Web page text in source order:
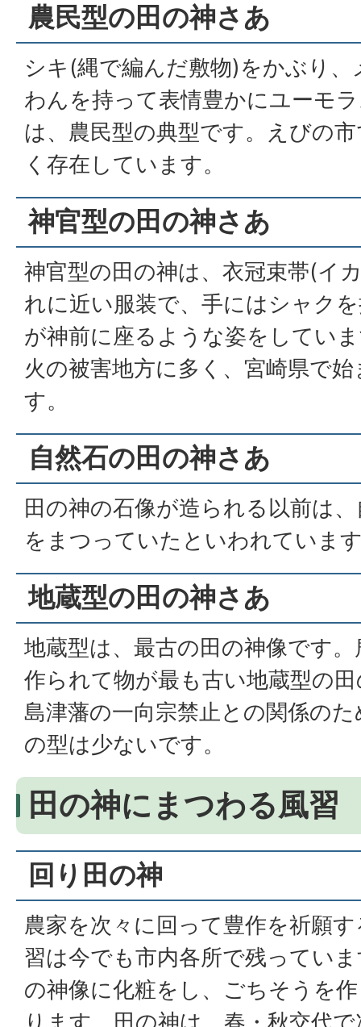
農民型の田の神さあ
シキ(縄で編んだ敷物)をかぶり
わんを持って表情豊かにユーモ
は、農民型の典型です。えびの
く存在しています。
神官型の田の神さあ
神官型の田の神は、衣冠束帯(イ
れに近い服装で、手にはシャク
が神前に座るような姿をしてい
火の被害地方に多く、宮崎県で
す。
自然石の田の神さあ
田の神の石像が造られる以前は
をまつっていたといわれていま
地蔵型の田の神さあ
地蔵型は、最古の田の神像です
作られて物が最も古い地蔵型の
島津藩の一向宗禁止との関係の
の型は少ないです。
田の神にまつわる風習
回り田の神
農家を次々に回って豊作を祈願
習は今でも市内各所で残ってい
の神像に化粧をし、ごちそうを